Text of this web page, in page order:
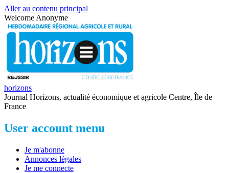
Aller au contenu principal
Welcome Anonyme
horizons
Journal Horizons, actualité économique et agricole Centre, Île de
France
User account menu
Je m'abonne
Annonces légales
Je me connecte